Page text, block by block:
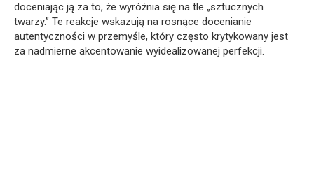
doceniając ją za to, że wyróżnia się na tle „sztucznych
twarzy.” Te reakcje wskazują na rosnące docenianie
autentyczności w przemyśle, który często krytykowany jest
za nadmierne akcentowanie wyidealizowanej perfekcji.